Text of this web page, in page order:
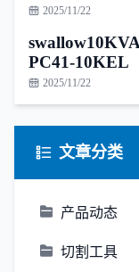
2025/11/22
PC41-10KEL
2025/11/22
文章分类
产品动态
切割工具